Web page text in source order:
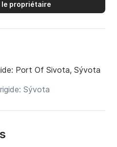
propriétaire
Port Of Sivota, Sývota